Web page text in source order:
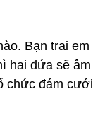
Bạn trai em
hai đứa sẽ âm
chức đám cưới